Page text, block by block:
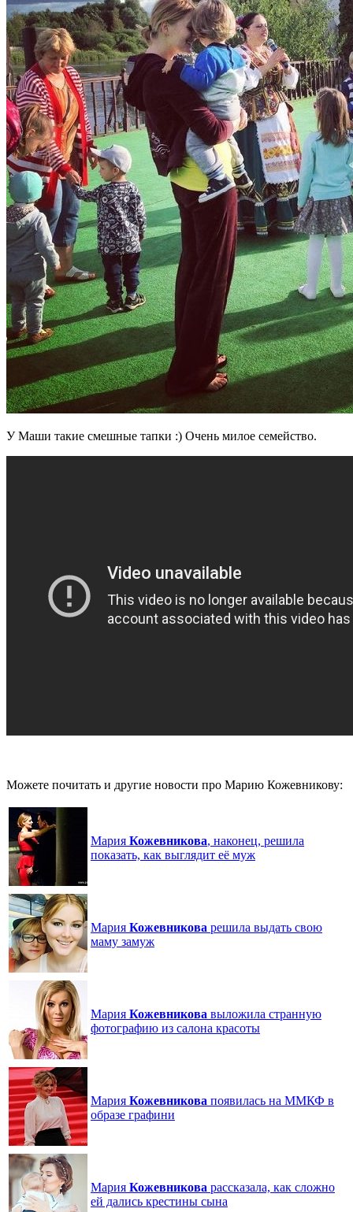
У Маши такие смешные тапки :) Очень милое семейство.
Можете почитать и другие новости про Марию Кожевникову:
Мария Кожевникова, наконец, решила
показать, как выглядит её муж
Мария Кожевникова решила выдать свою
маму замуж
Мария Кожевникова выложила странную
фотографию из салона красоты
Мария Кожевникова появилась на ММКФ в
образе графини
Мария Кожевникова рассказала, как сложно
ей дались крестины сына